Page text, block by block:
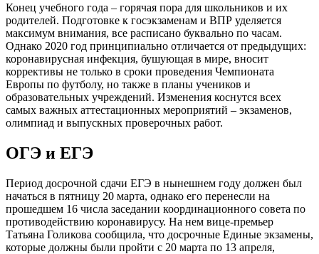
Конец учебного года – горячая пора для школьников и их
родителей. Подготовке к госэкзаменам и ВПР уделяется
максимум внимания, все расписано буквально по часам.
Однако 2020 год принципиально отличается от предыдущих:
коронавирусная инфекция, бушующая в мире, вносит
коррективы не только в сроки проведения Чемпионата
Европы по футболу, но также в планы учеников и
образовательных учреждений. Изменения коснутся всех
самых важных аттестационных мероприятий – экзаменов,
олимпиад и выпускных проверочных работ.
ОГЭ и ЕГЭ
Период досрочной сдачи ЕГЭ в нынешнем году должен был
начаться в пятницу 20 марта, однако его перенесли на
прошедшем 16 числа заседании координационного совета по
противодействию коронавирусу. На нем вице-премьер
Татьяна Голикова сообщила, что досрочные Единые экзамены,
которые должны были пройти с 20 марта по 13 апреля,